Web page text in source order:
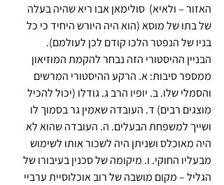
האזור – ולאיא)  סולימאן אבו ריא שהיה בעלה
של בתו של מוסא (הוא היה היורש היחיד כי כל
בניו של הנפטר הלכו קודם לכן לעולמם).
הבניין ההיסטורי הזה נבחר להקמת המוזיאון
ממספר סיבות: א. הרקע ההיסטורי המרשים
והסמלי שלו. ב. יופיו הרב ג. גודלו (יכול להכיל
מוצגים רבים) ד. העובדה שאמין גר בסמוך לו
ושייך למשפחת הבעלים. ה. העובדה שהוא לא
היה מאוכלס ושניתן היה לשכור אותו לשימוש
מבעליו החוקי. ו. מיקומה של סכנין בעיבורו של
הגליל – מקום מושבה של רוב אוכלוסיית ערביי